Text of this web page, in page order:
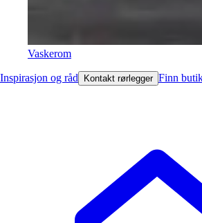
Vaskerom
Inspirasjon og råd Kontakt rørlegger Finn